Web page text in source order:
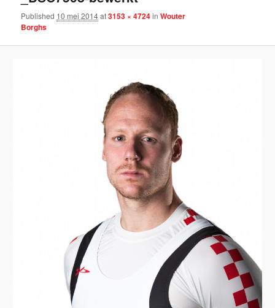
Published 10 mei 2014at3153 × 4724inWouter
Borghs